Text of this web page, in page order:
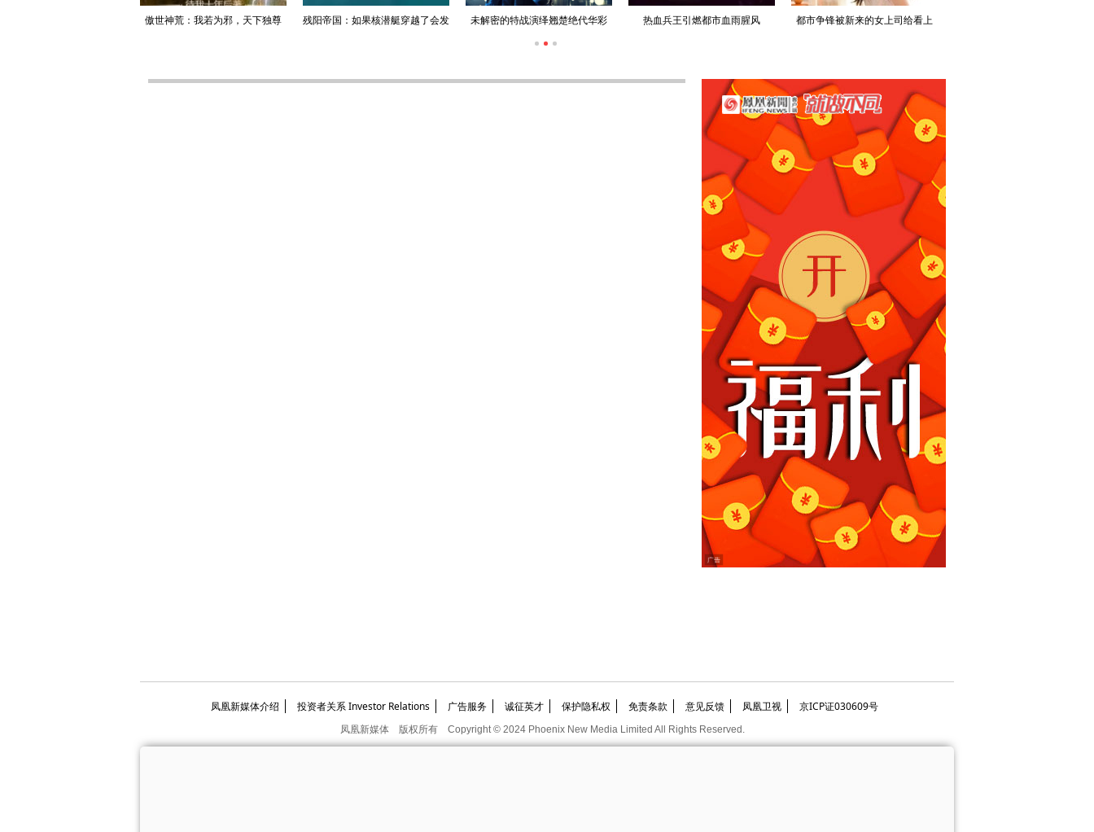
傲世神荒：我若为邪，天下独尊
残阳帝国：如果核潜艇穿越了会发
未解密的特战演绎翘楚绝代华彩 热血兵王引燃都市血雨腥风 都市争锋被新来的女上司给看上
凤凰新媒体介绍 投资者关系 Investor Relations 广告服务 诚征英才 保护隐私权 免责条款 意见反馈 凤凰卫视 京ICP证030609号
凤凰新媒体 版权所有 Copyright © 2024 Phoenix New Media Limited All Rights Reserved.